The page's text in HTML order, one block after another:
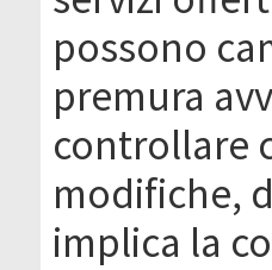
possono
premura
controllare
modifiche,
implica la